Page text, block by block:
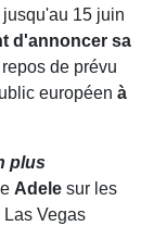
15 juin
d'annoncer sa
de prévu
européen à
plus
Adele sur les
Vegas